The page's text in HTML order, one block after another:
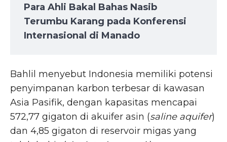
Para Ahli Bakal Bahas Nasib
Terumbu Karang pada Konferensi
Internasional di Manado
Bahlil menyebut Indonesia memiliki potensi
penyimpanan karbon terbesar di kawasan
Asia Pasifik, dengan kapasitas mencapai
572,77 gigaton di akuifer asin (saline aquifer)
dan 4,85 gigaton di reservoir migas yang